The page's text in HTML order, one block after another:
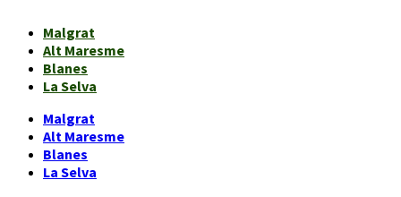
Malgrat
Alt Maresme
Blanes
La Selva
Malgrat
Alt Maresme
Blanes
La Selva